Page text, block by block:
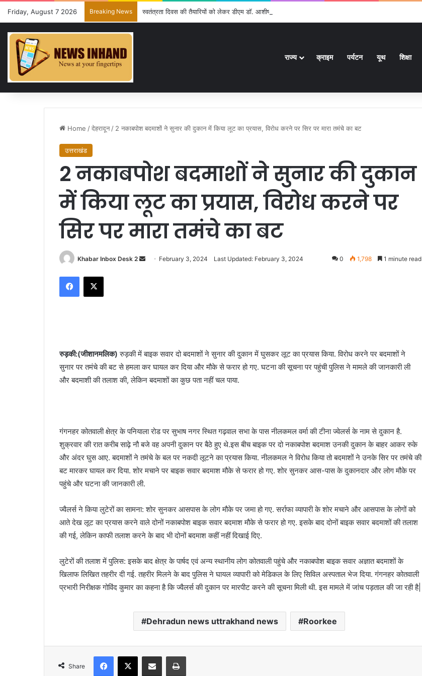
Friday, August 7 2026 Breaking News स्वतंत्रता दिवस की तैयारियों को लेकर डीएम डॉ. आशीष चौहान ने की समीक्षा बैठक
राज्य क्राइम पर्यटन यूथ शिक्षा
Home /देहरादून / 2 नकाबपोश बदमाशों ने सुनार की दुकान में किया लूट का प्रयास, विरोध करने पर सिर पर मारा तमंचे का बट
उत्तराखंड
2 नकाबपोश बदमाशों ने सुनार की दुकान
में किया लूट का प्रयास, विरोध करने पर
सिर पर मारा तमंचे का बट
Khabar Inbox Desk 2
Send February 3, 2024 Last Updated: February 3, 2024 0 1,798 1 minute read
Facebook
X
रुड़की:(जीशानमलिक) रुड़की में बाइक सवार दो बदमाशों ने सुनार की दुकान में घुसकर लूट का प्रयास किया. विरोध करने पर बदमाशों ने
सुनार पर तमंचे की बट से हमला कर घायल कर दिया और मौके से फरार हो गए. घटना की सूचना पर पहुंची पुलिस ने मामले की जानकारी ली
और बदमाशी की तलाश की, लेकिन बदमाशों का कुछ पता नहीं चल पाया.
गंगनहर कोतवाली क्षेत्र के पनियाला रोड पर सुभाष नगर स्थित गढ़वाल सभा के पास नीलकमल वर्मा की टीना ज्वेलर्स के नाम से दुकान है.
शुक्रवार की रात करीब साढ़े नौ बजे वह अपनी दुकान पर बैठे हुए थे.इस बीच बाइक पर दो नकाबपोश बदमाश उनकी दुकान के बाहर आकर रुके
और अंदर घुस आए. बदमाशों ने तमंचे के बल पर नकदी लूटने का प्रयास किया. नीलकमल ने विरोध किया तो बदमाशों ने उनके सिर पर तमंचे की
बट मारकर घायल कर दिया. शोर मचाने पर बाइक सवार बदमाश मौके से फरार हो गए. शोर सुनकर आस-पास के दुकानदार और लोग मौके पर
पहुंचे और घटना की जानकारी ली.
ज्वैलर्स ने किया लुटेरों का सामना: शोर सुनकर आसपास के लोग मौके पर जमा हो गए. सर्राफा व्यापारी के शोर मचाने और आसपास के लोगों को
आते देख लूट का प्रयास करने वाले दोनों नकाबपोश बाइक सवार बदमाश मौके से फरार हो गए. इसके बाद दोनों बाइक सवार बदमाशों की तलाश
की गई, लेकिन काफी तलाश करने के बाद भी दोनों बदमाश कहीं नहीं दिखाई दिए.
लुटेरों की तलाश में पुलिस: इसके बाद क्षेत्र के पार्षद एवं अन्य स्थानीय लोग कोतवाली पहुंचे और नकाबपोश बाइक सवार अज्ञात बदमाशों के
खिलाफ लिखित तहरीर दी गई. तहरीर मिलने के बाद पुलिस ने घायल व्यापारी को मेडिकल के लिए सिविल अस्पताल भेज दिया. गंगनहर कोतवाली
प्रभारी निरीक्षक गोविंद कुमार का कहना है कि ज्वैलर्स की दुकान पर मारपीट करने की सूचना मिली थी. इस मामले में जांच पड़ताल की जा रही है|
Dehradun news uttrakhand news Roorkee
Share
Facebook
X Share via Email Print